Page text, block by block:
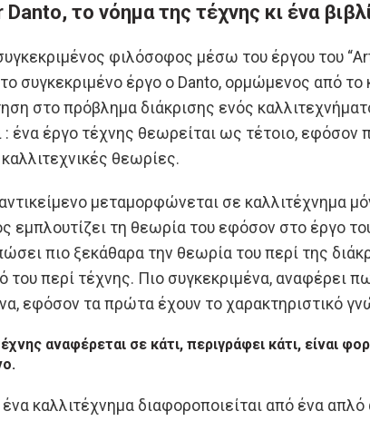
το νόημα της τέχνης κι ένα
φιλόσοφος μέσω του έργου του
συγκεκριμένο έργο ο Danto, ορμώμενος από το
στο πρόβλημα διάκρισης ενός
: ένα έργο τέχνης θεωρείται ως τέτοιο, εφόσον
καλλιτεχνικές θεωρίες.
μεταμορφώνεται σε καλλιτέχνημα
εμπλουτίζει τη θεωρία του εφόσον στο έργο
πιο ξεκάθαρα την θεωρία του περί της
του περί τέχνης. Πιο συγκεκριμένα, αναφέρει
εφόσον τα πρώτα έχουν το χαρακτηριστικό
αναφέρεται σε κάτι, περιγράφει κάτι, είναι
ένα καλλιτέχνημα διαφοροποιείται από ένα